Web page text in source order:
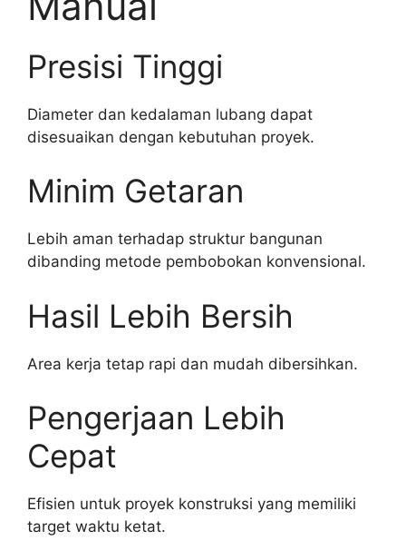
Presisi Tinggi
Diameter dan kedalaman lubang dapat
disesuaikan dengan kebutuhan proyek.
Minim Getaran
Lebih aman terhadap struktur bangunan
dibanding metode pembobokan konvensional.
Hasil Lebih Bersih
Area kerja tetap rapi dan mudah dibersihkan.
Pengerjaan Lebih
Cepat
Efisien untuk proyek konstruksi yang memiliki
target waktu ketat.